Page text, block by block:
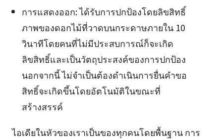
การแสดงออก: ได้รับการปกป้องโดยลิขสิทธิ์
ภาพของดอกไม้ที่วาดบนกระดาษภายใน 10
วินาทีโดยคนที่ไม่มีประสบการณ์ก็จะเกิด
ลิขสิทธิ์และเป็นวัตถุประสงค์ของการปกป้อง
นอกจากนี้ ไม่จำเป็นต้องดำเนินการยื่นคำขอ
สิทธิ์จะเกิดขึ้นโดยอัตโนมัติในขณะที่
สร้างสรรค์
ไอเดียในหัวของเราเป็นของทุกคนโดยพื้นฐาน การ